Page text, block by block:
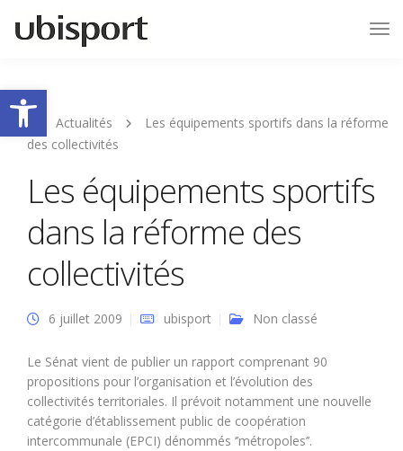
Ouvrir la barre d’outils
Actualités
Les équipements sportifs dans la réforme
des collectivités
Les équipements sportifs
dans la réforme des
collectivités
6 juillet 2009 ubisport Non classé
Le Sénat vient de publier un rapport comprenant 90
propositions pour l’organisation et l’évolution des
collectivités territoriales. Il prévoit notamment une nouvelle
catégorie d’établissement public de coopération
intercommunale (EPCI) dénommés ‘’métropoles’’.